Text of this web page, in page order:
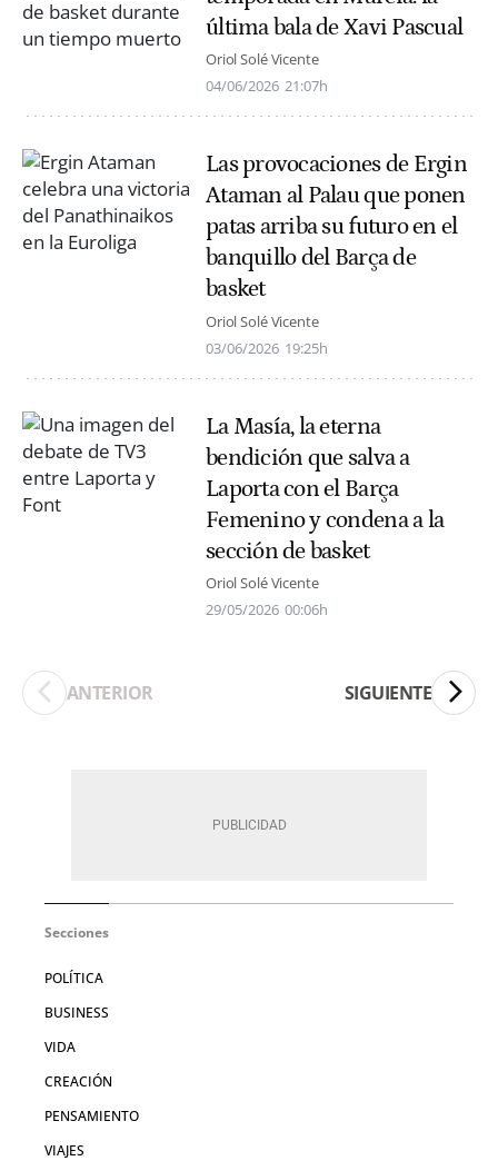
última bala de Xavi Pascual
Oriol Solé Vicente
04/06/2026 21:07h
Las provocaciones de Ergin
Ataman al Palau que ponen
patas arriba su futuro en el
banquillo del Barça de
basket
Oriol Solé Vicente
03/06/2026 19:25h
La Masía, la eterna
bendición que salva a
Laporta con el Barça
Femenino y condena a la
sección de basket
Oriol Solé Vicente
29/05/2026 00:06h
ANTERIOR SIGUIENTE
Secciones
POLÍTICA
BUSINESS
VIDA
CREACIÓN
PENSAMIENTO
VIAJES